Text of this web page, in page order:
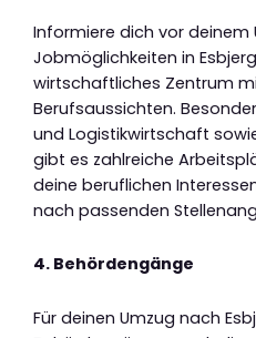
Informiere dich vor deinem
Jobmöglichkeiten in
wirtschaftliches Zentrum
Berufsaussichten.
und Logistikwirtschaft
gibt es zahlreiche
deine beruflichen
nach passenden
4. Behördengänge
Für deinen Umzug nach